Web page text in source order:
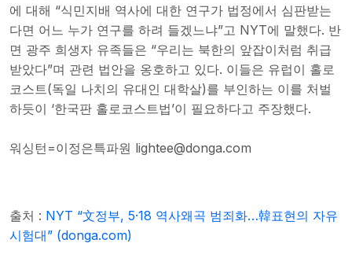
에 대해 “식민지배 역사에 대한 연구가 법정에서 심판받는
다면 어느 누가 연구를 하려 들겠느냐”고 NYT에 말했다. 반
면 광주 희생자 유족들은 “우리는 북한의 앞잡이처럼 취급
받았다”며 관련 법안을 옹호하고 있다. 이들은 유럽이 홀로
코스트(독일 나치의 유대인 대학살)를 부인하는 이를 처벌
하듯이 ‘한국판 홀로코스트법’이 필요하다고 주장했다.
워싱턴=이정은특파원 lightee@donga.com
출처 : NYT “文정부, 5·18 역사왜곡 범죄화…韓표현의 자유
시험대” (donga.com)